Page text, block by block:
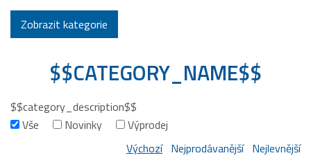
Zobrazit kategorie
$$CATEGORY_NAME$$
$$category_description$$
Vše
Novinky
Výprodej
Výchozí Nejprodávanější Nejlevnější